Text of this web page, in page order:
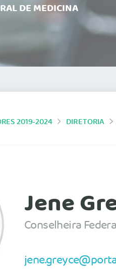
DE MEDICINA
2019-2024 DIRETORIA
Jene
Conselheira